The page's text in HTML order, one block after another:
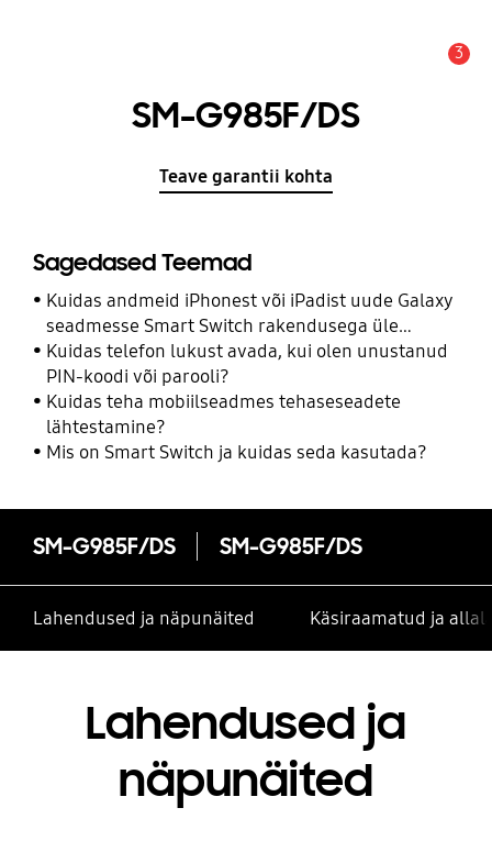
3
SM-G985F/DS
Teave garantii kohta
Sagedased Teemad
Kuidas andmeid iPhonest või iPadist uude Galaxy
seadmesse Smart Switch rakendusega üle
kanda?
Kuidas telefon lukust avada, kui olen unustanud
PIN-koodi või parooli?
Kuidas teha mobiilseadmes tehaseseadete
lähtestamine?
Mis on Smart Switch ja kuidas seda kasutada?
SM-G985F/DS SM-G985F/DS
Lahendused ja näpunäited Käsiraamatud ja
Lahendused ja
näpunäited